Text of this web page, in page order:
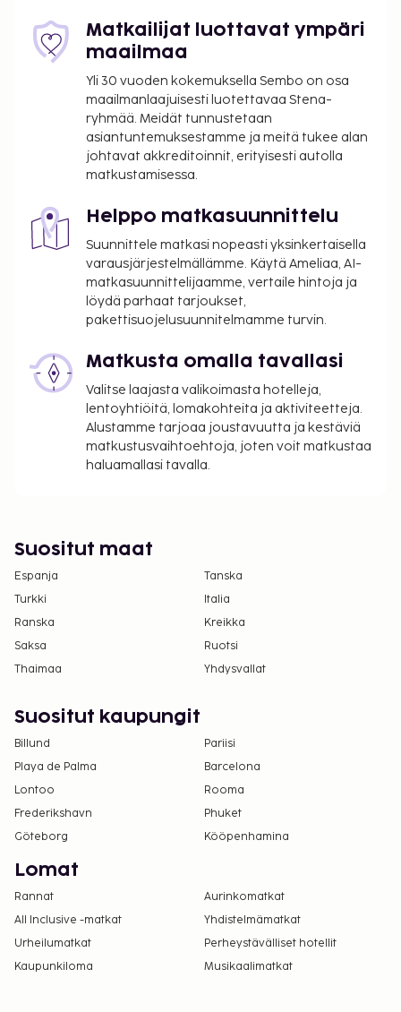
mukaan valmistettu aamiainen tarjotaan päivittäin
klo 8.00–10.00.
suoritettavat maksut. Maksuihin saattaa sisältyä
sovellettavat verot:
Kaupungin perimä vero: 0.60 EUR per henkilö
per yö. Tätä veroa ei peritä alle 18 vuotta
vanhoilta lapsilta.
Tässä on mainittu kaikki majoituspaikan meille
ilmoittamat maksut.
Maksu tilauksen mukaan valmistetusta
aamiaisesta: noin 5.90 EUR per henkilö
Siivousmaksu: 60 EUR per yöpyminen
Yllä oleva luettelo ei ehkä kata kaikkea. Maksut ja
takuumaksut eivät välttämättä sisällä veroja, ja ne
saattavat muuttua.
Kansallisten määräysten vuoksi käteismaksut
eivät voi ylittää 1000 EUR:n suuruista summaa
Asiakkaat voivat järjestää lemmikkien
majoituksen ottamalla yhteyttä suoraan
majoituspaikkaan käyttämällä
varausvahvistuksessa olevia yhteystietoja.
Matkailijat luottavat ympäri
maailmaa
Yli 30 vuoden kokemuksella Sembo on osa
maailmanlaajuisesti luotettavaa Stena-
ryhmää. Meidät tunnustetaan
asiantuntemuksestamme ja meitä tukee alan
johtavat akkreditoinnit, erityisesti autolla
matkustamisessa.
Helppo matkasuunnittelu
Suunnittele matkasi nopeasti yksinkertaisella
varausjärjestelmällämme. Käytä Ameliaa, AI-
matkasuunnittelijaamme, vertaile hintoja ja
löydä parhaat tarjoukset,
pakettisuojelusuunnitelmamme turvin.
Matkusta omalla tavallasi
Valitse laajasta valikoimasta hotelleja,
lentoyhtiöitä, lomakohteita ja aktiviteetteja.
Alustamme tarjoaa joustavuutta ja kestäviä
matkustusvaihtoehtoja, joten voit matkustaa
haluamallasi tavalla.
Suositut maat
Espanja
Tanska
Turkki
Italia
Ranska
Kreikka
Saksa
Ruotsi
Thaimaa
Yhdysvallat
Suositut kaupungit
Billund
Pariisi
Playa de Palma
Barcelona
Lontoo
Rooma
Frederikshavn
Phuket
Göteborg
Kööpenhamina
Lomat
Rannat
Aurinkomatkat
All Inclusive -matkat
Yhdistelmämatkat
Urheilumatkat
Perheystävälliset hotellit
Kaupunkiloma
Musikaalimatkat